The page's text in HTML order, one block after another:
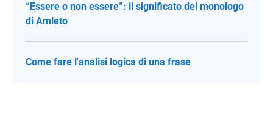
“Essere o non essere”: il significato del monologo
di Amleto
Come fare l'analisi logica di una frase